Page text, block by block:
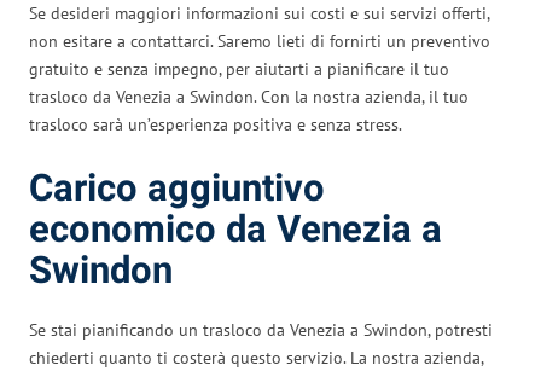
Se desideri maggiori informazioni sui costi e sui servizi offerti,
non esitare a contattarci. Saremo lieti di fornirti un preventivo
gratuito e senza impegno, per aiutarti a pianificare il tuo
trasloco da Venezia a Swindon. Con la nostra azienda, il tuo
trasloco sarà un’esperienza positiva e senza stress.
Carico aggiuntivo
economico da Venezia a
Swindon
Se stai pianificando un trasloco da Venezia a Swindon, potresti
chiederti quanto ti costerà questo servizio. La nostra azienda,